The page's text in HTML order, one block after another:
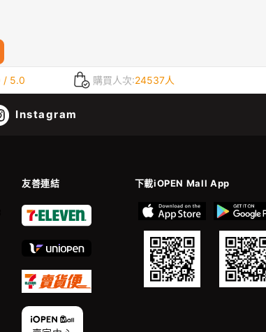
/ 5.0 購買人次:24537人
Instagram
友善連結 下載iOPEN Mall App